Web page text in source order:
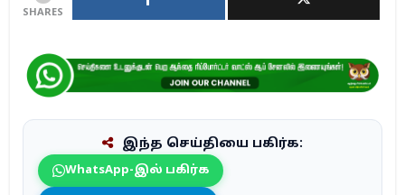
SHARES
இந்த செய்தியை பகிர்க:
WhatsApp-இல் பகிர்க